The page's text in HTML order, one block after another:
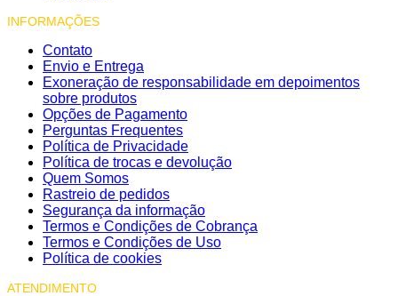
INFORMAÇÕES
Contato
Envio e Entrega
Exoneração de responsabilidade em depoimentos
sobre produtos
Opções de Pagamento
Perguntas Frequentes
Política de Privacidade
Política de trocas e devolução
Quem Somos
Rastreio de pedidos
Segurança da informação
Termos e Condições de Cobrança
Termos e Condições de Uso
Política de cookies
ATENDIMENTO